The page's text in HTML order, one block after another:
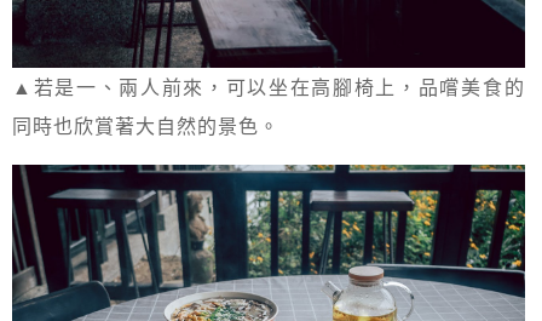
▲若是一、兩人前來，可以坐在高腳椅上，品嚐美食的
同時也欣賞著大自然的景色。